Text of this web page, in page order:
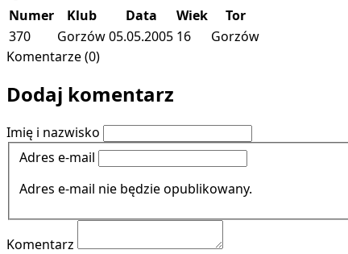
Numer Klub Data Wiek
Tor
370
Gorzów05.05.2005 16
Gorzów
Komentarze (0)
Dodaj komentarz
Imię i nazwisko
Adres e-mail
Adres e-mail nie będzie opublikowany.
Komentarz